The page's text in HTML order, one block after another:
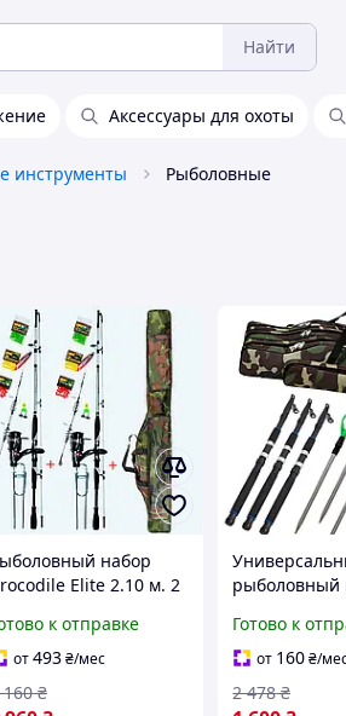
Найти
Аксессуары для охоты
инструменты Рыболовные
набор
Elite 2.10 м. 2
к отправке
от493₴/мес
160 ₴
рыболовный
Готово к
от 160₴/
2 478 ₴